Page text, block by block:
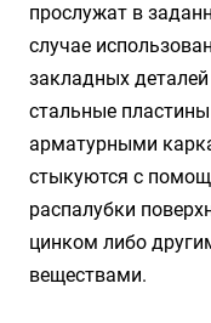
прослужат в
случае
закладных
стальные
арматурными
стыкуются с
распалубки
цинком либо
веществами.